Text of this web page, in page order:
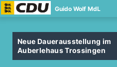
Guido Wolf MdL
Neue Dauerausstellung im
Auberlehaus Trossingen